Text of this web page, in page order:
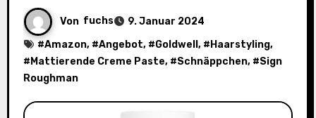
Von fuchs
9. Januar 2024
#Amazon, #Angebot, #Goldwell , # Haarstyling,
# Mattierende Creme Paste, #Schnäppchen, #Sign
Roughman